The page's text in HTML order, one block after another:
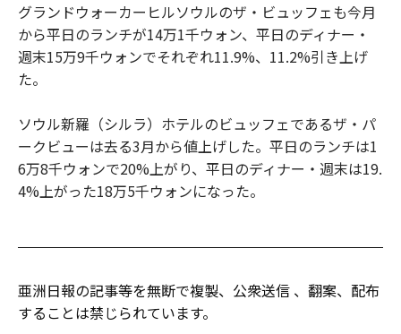
グランドウォーカーヒルソウルのザ・ビュッフェも今月
から平日のランチが14万1千ウォン、平日のディナー・
週末15万9千ウォンでそれぞれ11.9%、11.2%引き上げ
た。
ソウル新羅（シルラ）ホテルのビュッフェであるザ・パ
ークビューは去る3月から値上げした。平日のランチは1
6万8千ウォンで20%上がり、平日のディナー・週末は19.
4%上がった18万5千ウォンになった。
亜洲日報の記事等を無断で複製、公衆送信 、翻案、配布
することは禁じられています。